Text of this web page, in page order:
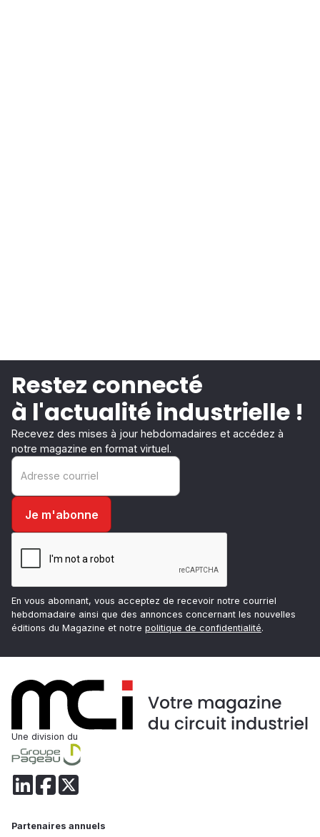
Restez connecté
à l'actualité industrielle !
Recevez des mises à jour hebdomadaires et accédez à
notre magazine en format virtuel.
En vous abonnant, vous acceptez de recevoir notre courriel
hebdomadaire ainsi que des annonces concernant les nouvelles
éditions du Magazine et notre politique de confidentialité.
Une division du
Partenaires annuels